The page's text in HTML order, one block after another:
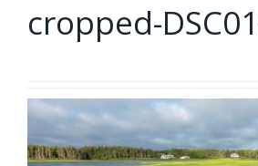
cropped-